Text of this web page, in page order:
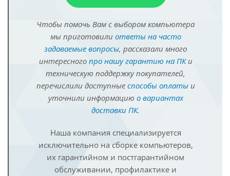
Чтобы помочь Вам с выбором компьютера
мы приготовили ответы на часто
задаваемые вопросы, рассказали много
интересного про нашу гарантию на ПКи
техническую поддержку покупателей,
перечислили доступные способы оплатыи
уточнили информацию о вариантах
доставки ПК.
Наша компания специализируется
исключительно на сборке компьютеров,
их гарантийном и постгарантийном
обслуживании, профилактике и